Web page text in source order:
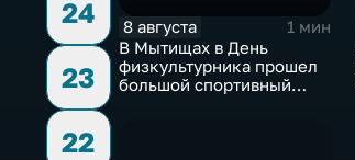
24
23
22
8 августа
1 мин
В Мытищах в День
физкультурника прошел
большой спортивный